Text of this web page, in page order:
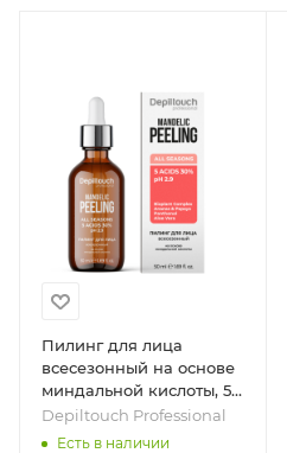
Пилинг для лица
всесезонный на основе
миндальной кислоты, 50
мл, бренд - Depiltouch
Professional
Depiltouch Professional
Есть в наличии